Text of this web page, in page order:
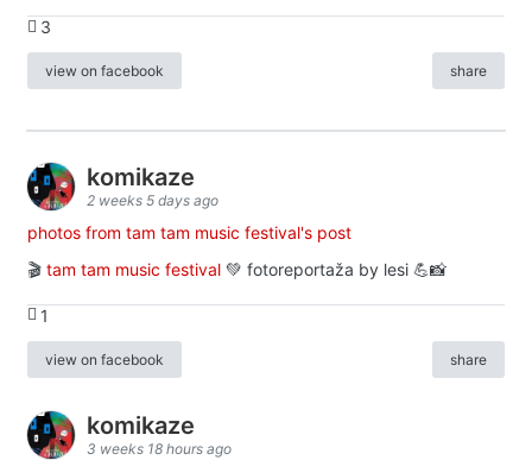
3
view on facebook share
komikaze
2 weeks 5 days ago
photos from tam tam music festival's post
🎬 tam tam music festival 💚 fotoreportaža by lesi 💪📸
1
view on facebook share
komikaze
3 weeks 18 hours ago